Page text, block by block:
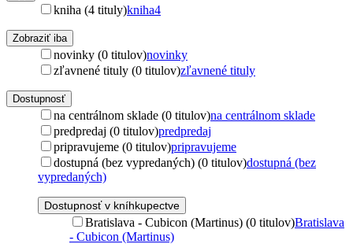
kniha (4 tituly)kniha4
Zobraziť iba
novinky (0 titulov)novinky
zľavnené tituly (0 titulov)zľavnené tituly
Dostupnosť
na centrálnom sklade (0 titulov)na centrálnom sklade
predpredaj (0 titulov)predpredaj
pripravujeme (0 titulov)pripravujeme
dostupná (bez vypredaných) (0 titulov)dostupná (bez
vypredaných)
Dostupnosť v kníhkupectve
Bratislava - Cubicon (Martinus) (0 titulov)Bratislava
- Cubicon (Martinus)